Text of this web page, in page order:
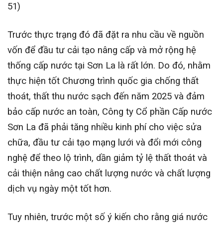
51)
Trước thực trạng đó đã đặt ra nhu cầu về nguồn
vốn để đầu tư cải tạo nâng cấp và mở rộng hệ
thống cấp nước tại Sơn La là rất lớn. Do đó, nhằm
thực hiện tốt Chương trình quốc gia chống thất
thoát, thất thu nước sạch đến năm 2025 và đảm
bảo cấp nước an toàn, Công ty Cổ phần Cấp nước
Sơn La đã phải tăng nhiều kinh phí cho việc sửa
chữa, đầu tư cải tạo mạng lưới và đổi mới công
nghệ để theo lộ trình, dần giảm tỷ lệ thất thoát và
cải thiện nâng cao chất lượng nước và chất lượng
dịch vụ ngày một tốt hơn.
Tuy nhiên, trước một số ý kiến cho rằng giá nước